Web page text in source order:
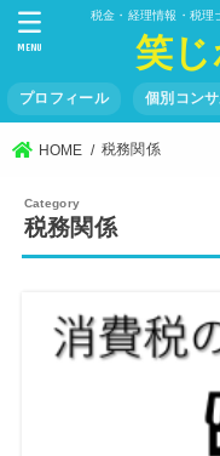
税金・経理情報・税理
笑じ
プロフィール 個別コン
MENU
HOME 税務関係
税務関係